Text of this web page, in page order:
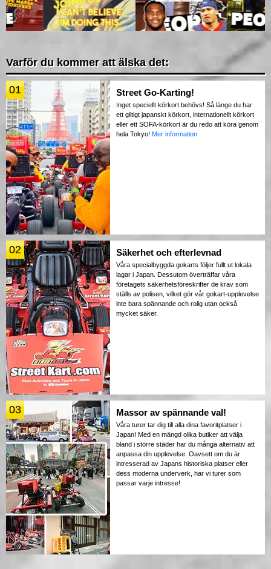
Varför du kommer att älska det:
01 Street Go-Karting!
Inget speciellt körkort behövs! Så länge du har
ett giltigt japanskt körkort, internationellt körkort
eller ett SOFA-körkort är du redo att köra genom
hela Tokyo! Mer information
02 Säkerhet och efterlevnad
Våra specialbyggda gokarts följer fullt ut lokala
lagar i Japan. Dessutom överträffar våra
företagets säkerhetsföreskrifter de krav som
ställs av polisen, vilket gör vår gokart-upplevelse
inte bara spännande och rolig utan också
mycket säker.
03 Massor av spännande val!
Våra turer tar dig till alla dina favoritplatser i
Japan! Med en mängd olika butiker att välja
bland i större städer har du många alternativ att
anpassa din upplevelse. Oavsett om du är
intresserad av Japans historiska platser eller
dess moderna underverk, har vi turer som
passar varje intresse!